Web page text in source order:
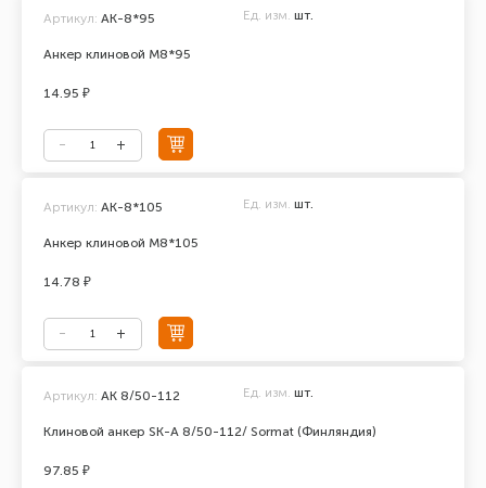
Анкер клиновой М8*95
Артикул: АК-8*95 Ед. изм. шт.
14.95 ₽
Анкер клиновой М8*105
Артикул: АК-8*105 Ед. изм. шт.
14.78 ₽
Клиновой анкер SK-A 8/50-112/ Sormat (Финляндия)
Артикул: AK 8/50-112 Ед. изм. шт.
97.85 ₽